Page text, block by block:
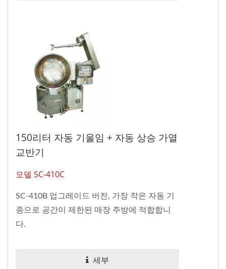
150리터 자동 기울임 + 자동 상승 가열
교반기
모델 SC-410C
SC-410B 업그레이드 버전, 가장 작은 자동 기
종으로 공간이 제한된 매장 주방에 적합합니
다.
세부